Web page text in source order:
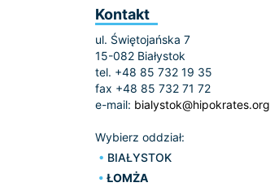
Kontakt
ul. Świętojańska 7
15-082 Białystok
tel. +48 85 732 19 35
fax +48 85 732 71 72
e-mail: bialystok@hipokrates.org
Wybierz oddział:
BIAŁYSTOK
ŁOMŻA